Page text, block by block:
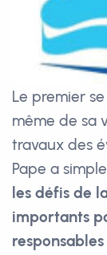
Le premier
même de sa
travaux des
Pape a
les défis de
importants